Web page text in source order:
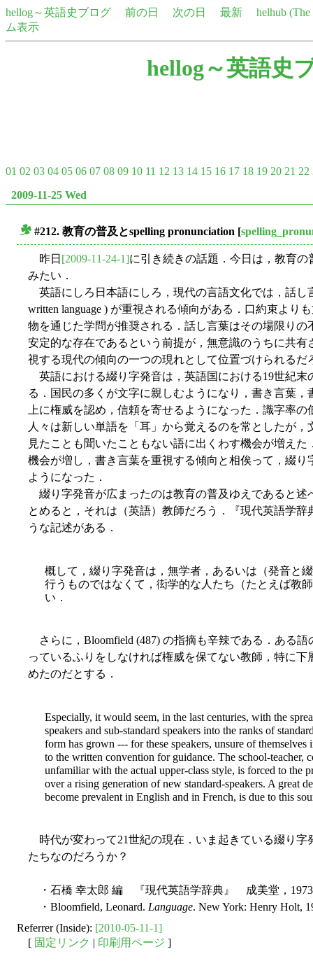
hellog～英語史ブログ 前の日 次の日 最新
helhub
ム表示
hellog～英語史
01 02 03 04 05 06 07 08 09 10 11 12 13 14 15 16 17 18 19 20 21 22
2009-11-25 Wed
#212. 教育の普及とspelling pronunciation [
昨日 [2009-11-24-1]に引き続きの話題．今日は，教育
みたい．
英語にしろ日本語にしろ，現代の言語文化では，話し
written language ) が重視される傾向がある．口約束より
物を通じた学問が推奨される．話し言葉はその場限り
安定的な存在であるという前提が，無意識のうちに共
視する現代の傾向の一つの現れとして位置づけられるだ
英語における綴り字発音は，英語国における19世紀末
る．国民の多くが文字に親しむようになり，書き言葉
上に権威を認め，信頼を寄せるようになった．識字率
人々は新しい単語を「耳」から覚えるのを常としたが
見たことも聞いたこともない語に出くわす機会が増え
機会が増し，書き言葉を重視する傾向と相俟って，綴
ようになった．
綴り字発音が広まったのは教育の普及ゆえであると述
とめると，それは（英語）教師だろう．『現代英語学辞
うな記述がある．
概して，綴り字発音は，無学者，あるいは（発音と
行うものではなくて，衒学的な人たち（たとえば教
い．
さらに，Bloomfield (487) の指摘も辛辣である．ある
っているふりをしなければ権威を保てない教師，特に
めたのだとする．
Especially, it would seem, in the last centuries, with the
speakers and sub-standard speakers into the ranks of
form has grown --- for these speakers, unsure of
to the written convention for guidance. The school-teacher,
unfamiliar with the actual upper-class style, is forced to the
over a rising generation of new standard-speakers. A great
become prevalent in English and in French, is due to this
時代が変わって21世紀の現在．いま起きている綴り字
たちなのだろうか？
・石橋 幸太郎 編 『現代英語学辞典』 成美堂，
・Bloomfield, Leonard. Language. New York: Henry Holt,
Referrer (Inside): [2010-05-11-1]
[ 固定リンク | 印刷用ページ ]